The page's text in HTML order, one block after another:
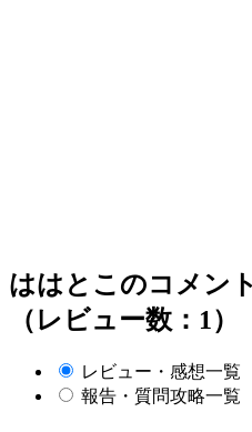
ははとこのコメン
（レビュー数：1）
レビュー・感想一覧
報告・質問攻略一覧